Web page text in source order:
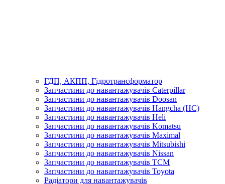
ГДП, АКПП, Гідротрансформатор
Запчастини до навантажувачів Caterpillar
Запчастини до навантажувачів Doosan
Запчастини до навантажувачів Hangcha (HC)
Запчастини до навантажувачів Heli
Запчастини до навантажувачів Komatsu
Запчастини до навантажувачів Maximal
Запчастини до навантажувачів Mitsubishi
Запчастини до навантажувачів Nissan
Запчастини до навантажувачів TCM
Запчастини до навантажувачів Toyota
Радіатори для навантажувачів